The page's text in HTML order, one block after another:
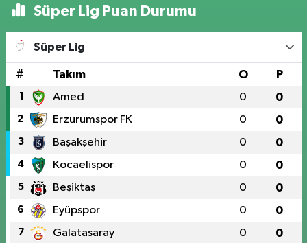
Süper Lig Puan Durumu
Süper Lig
# Takım O P
1 Amed 0 0
2 Erzurumspor FK 0 0
3 Başakşehir 0 0
4 Kocaelispor 0 0
5 Beşiktaş 0 0
6 Eyüpspor 0 0
7 Galatasaray 0 0